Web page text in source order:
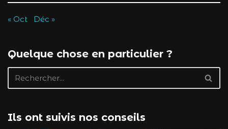
« Oct Déc »
Quelque chose en particulier ?
Ils ont suivis nos conseils